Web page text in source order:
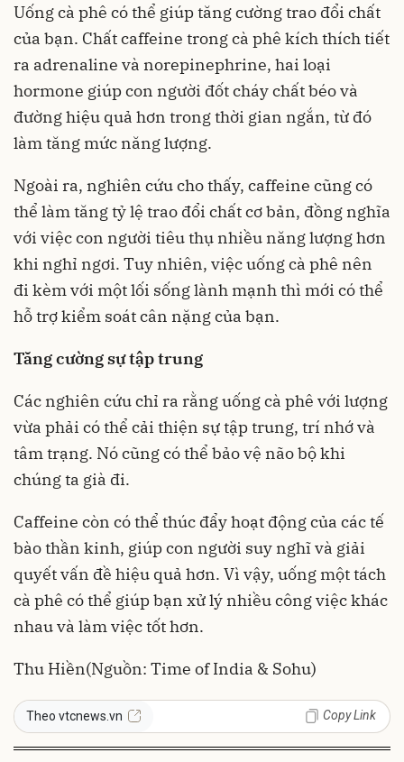
Uống cà phê có thể giúp tăng cường trao đổi chất
của bạn. Chất caffeine trong cà phê kích thích tiết
ra adrenaline và norepinephrine, hai loại
hormone giúp con người đốt cháy chất béo và
đường hiệu quả hơn trong thời gian ngắn, từ đó
làm tăng mức năng lượng.
Ngoài ra, nghiên cứu cho thấy, caffeine cũng có
thể làm tăng tỷ lệ trao đổi chất cơ bản, đồng nghĩa
với việc con người tiêu thụ nhiều năng lượng hơn
khi nghỉ ngơi. Tuy nhiên, việc uống cà phê nên
đi kèm với một lối sống lành mạnh thì mới có thể
hỗ trợ kiểm soát cân nặng của bạn.
Tăng cường sự tập trung
Các nghiên cứu chỉ ra rằng uống cà phê với lượng
vừa phải có thể cải thiện sự tập trung, trí nhớ và
tâm trạng. Nó cũng có thể bảo vệ não bộ khi
chúng ta già đi.
Caffeine còn có thể thúc đẩy hoạt động của các tế
bào thần kinh, giúp con người suy nghĩ và giải
quyết vấn đề hiệu quả hơn. Vì vậy, uống một tách
cà phê có thể giúp bạn xử lý nhiều công việc khác
nhau và làm việc tốt hơn.
Thu Hiền(Nguồn: Time of India & Sohu)
Theo vtcnews.vn Copy Link